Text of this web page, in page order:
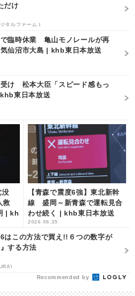
だけ
タルファーム )
臨時休業 亀山モノレールが再
仙沼市大島 | khb東日本放送
け 松本大臣「スピード感もっ
東日本放送
没
救
| kh
【青森で震度6強】東北新幹
線 盛岡～新青森で運転見合
わせ続く | khb東日本放送
2026.06.25
はこの方法で買え!!６つの数字が
』する方法
Recommended by